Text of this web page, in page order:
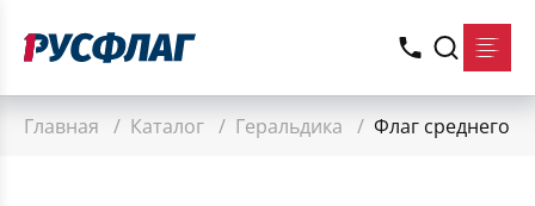
Главная / Каталог / Геральдика / Флаг среднего